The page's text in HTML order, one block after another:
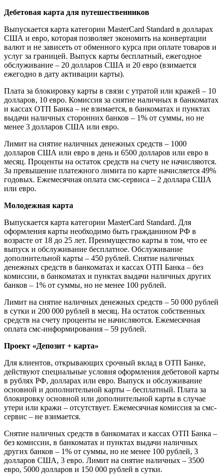
Дебетовая карта для путешественников
Выпускается карта категории MasterCard Standard в долларах
США и евро, которая позволяет экономить на конвертации
валют и не зависеть от обменного курса при оплате товаров и
услуг за границей. Выпуск карты бесплатный, ежегодное
обслуживание – 20 долларов США и 20 евро (взимается
ежегодно в дату активации карты).
Плата за блокировку карты в связи с утратой или кражей – 10
долларов, 10 евро. Комиссия за снятие наличных в банкоматах
и кассах ОТП Банка – не взимается, в банкоматах и пунктах
выдачи наличных сторонних банков – 1% от суммы, но не
менее 3 долларов США или евро.
Лимит на снятие наличных денежных средств – 1000
долларов США или евро в день и 6500 долларов или евро в
месяц. Проценты на остаток средств на счету не начисляются.
За превышение платежного лимита по карте начисляется 49%
годовых. Ежемесячная оплата смс-сервиса – 2 доллара США
или евро.
Молодежная карта
Выпускается карта категории MasterCard Standard. Для
оформления карты необходимо быть гражданином РФ в
возрасте от 18 до 25 лет. Преимущество карты в том, что ее
выпуск и обслуживание бесплатное. Обслуживание
дополнительной карты – 450 рублей. Снятие наличных
денежных средств в банкоматах и кассах ОТП Банка – без
комиссии, в банкоматах и пунктах выдачи наличных других
банков – 1% от суммы, но не менее 100 рублей.
Лимит на снятие наличных денежных средств – 50 000 рублей
в сутки и 200 000 рублей в месяц. На остаток собственных
средств на счету проценты не начисляются. Ежемесячная
оплата смс-информирования – 59 рублей.
Проект «Депозит + карта»
Для клиентов, открывающих срочный вклад в ОТП Банке,
действуют специальные условия оформления дебетовой карты
в рублях РФ, долларах или евро. Выпуск и обслуживание
основной и дополнительной карты – бесплатный. Плата за
блокировку основной или дополнительной карты в случае
утери или кражи – отсутствует. Ежемесячная комиссия за смс-
сервис – не взимается.
Снятие наличных средств в банкоматах и кассах ОТП Банка –
без комиссии, в банкоматах и пунктах выдачи наличных
других банков – 1% от суммы, но не менее 100 рублей, 3
долларов США, 3 евро. Лимит на снятие наличных – 3500
евро, 5000 долларов и 150 000 рублей в сутки.